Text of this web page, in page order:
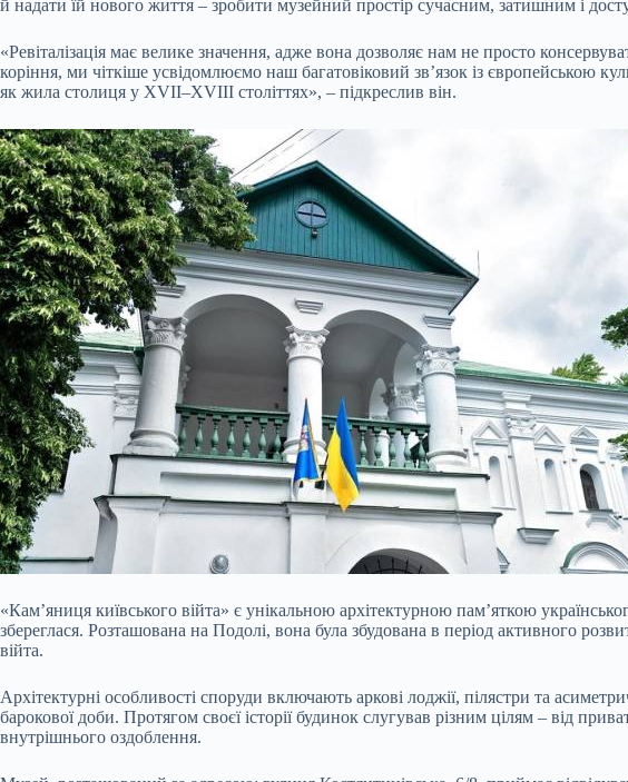
й надати їй нового життя – зробити музейний простір сучасним, затишним і
«Ревіталізація має велике значення, адже вона дозволяє нам не просто
коріння, ми чіткіше усвідомлюємо наш багатовіковий зв’язок із європейською
як жила столиця у XVII–XVIII століттях», – підкреслив він.
«Кам’яниця київського війта» є унікальною архітектурною пам’яткою
збереглася. Розташована на Подолі, вона була збудована в період активного
війта.
Архітектурні особливості споруди включають аркові лоджії, пілястри та
барокової доби. Протягом своєї історії будинок слугував різним цілям – від
внутрішнього оздоблення.